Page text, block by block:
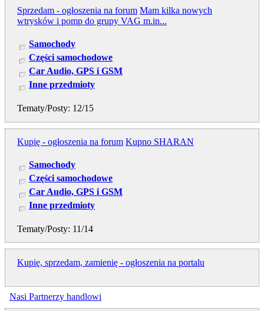
Sprzedam - ogłoszenia na forum Mam kilka nowych
wtrysków i pomp do grupy VAG m.in...
Samochody
Części samochodowe
Car Audio, GPS i GSM
Inne przedmioty
Tematy/Posty: 12/15
Kupię - ogłoszenia na forum Kupno SHARAN
Samochody
Części samochodowe
Car Audio, GPS i GSM
Inne przedmioty
Tematy/Posty: 11/14
Kupię, sprzedam, zamienię - ogłoszenia na portalu
Nasi Partnerzy handlowi